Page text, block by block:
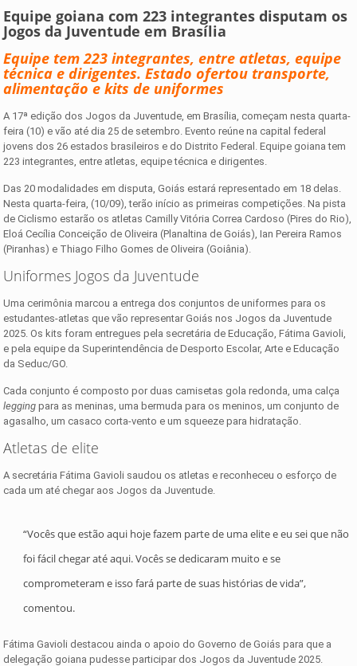
Equipe goiana com 223 integrantes disputam os
Jogos da Juventude em Brasília
Equipe tem 223 integrantes, entre atletas, equipe
técnica e dirigentes. Estado ofertou transporte,
alimentação e kits de uniformes
A 17ª edição dos Jogos da Juventude, em Brasília, começam nesta quarta-
feira (10) e vão até dia 25 de setembro. Evento reúne na capital federal
jovens dos 26 estados brasileiros e do Distrito Federal. Equipe goiana tem
223 integrantes, entre atletas, equipe técnica e dirigentes.
Das 20 modalidades em disputa, Goiás estará representado em 18 delas.
Nesta quarta-feira, (10/09), terão início as primeiras competições. Na pista
de Ciclismo estarão os atletas Camilly Vitória Correa Cardoso (Pires do Rio),
Eloá Cecília Conceição de Oliveira (Planaltina de Goiás), Ian Pereira Ramos
(Piranhas) e Thiago Filho Gomes de Oliveira (Goiânia).
Uniformes Jogos da Juventude
Uma cerimônia marcou a entrega dos conjuntos de uniformes para os
estudantes-atletas que vão representar Goiás nos Jogos da Juventude
2025. Os kits foram entregues pela secretária de Educação, Fátima Gavioli,
e pela equipe da Superintendência de Desporto Escolar, Arte e Educação
da Seduc/GO.
Cada conjunto é composto por duas camisetas gola redonda, uma calça
legging para as meninas, uma bermuda para os meninos, um conjunto de
agasalho, um casaco corta-vento e um squeeze para hidratação.
Atletas de elite
A secretária Fátima Gavioli saudou os atletas e reconheceu o esforço de
cada um até chegar aos Jogos da Juventude.
“Vocês que estão aqui hoje fazem parte de uma elite e eu sei que não
foi fácil chegar até aqui. Vocês se dedicaram muito e se
comprometeram e isso fará parte de suas histórias de vida”,
comentou.
Fátima Gavioli destacou ainda o apoio do Governo de Goiás para que a
delegação goiana pudesse participar dos Jogos da Juventude 2025.